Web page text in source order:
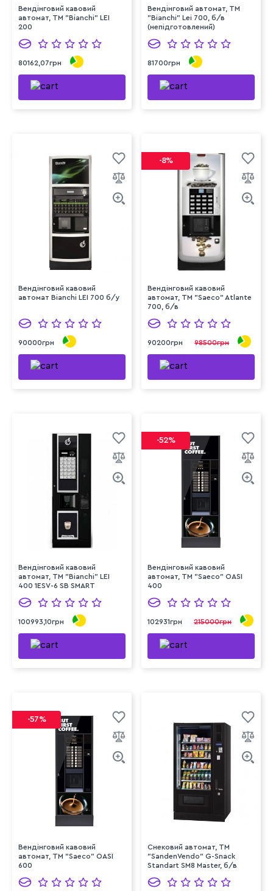
Вендінговий кавовий
автомат, ТМ "Bianchi" LEI
200
80162,07грн
Вендінговий автомат, ТМ
"Bianchi" Lei 700, б/в
(непідготовлений)
81700грн
Вендінговий кавовий
автомат Bianchi LEI 700 б/у
90000грн
-8%
Вендінговий кавовий
автомат, ТМ "Saeco" Atlante
700, б/в
90200грн 98500грн
Вендінговий кавовий
автомат, ТМ "Bianchi" LEI
400 1ESV-6 SB SMART
100993,10грн
-52%
Вендінговий кавовий
автомат, ТМ "Saeco" OASI
400
102931грн 215000грн
-57%
Вендінговий кавовий
автомат, ТМ "Saeco" OASI
600
Снековий автомат, TM
"SandenVendo" G-Snack
Standart SM8 Master, б/в